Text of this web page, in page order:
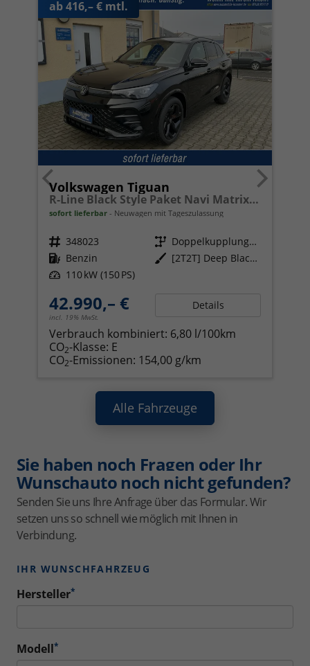
ab 416,– € mtl.
Volkswagen Tiguan
R-Line Black Style Paket Navi Matrix-LED ACC
sofort lieferbar Neuwagen mit Tageszulassung
Fahrzeugnr. 348023 Getriebe
Doppelkupplungsgetriebe (DSG)
Kraftstoff Benzin Außenfarbe
[2T2T] Deep Black Perleffekt
Leistung 110 kW (150 PS)
42.990,– €
incl. 19% MwSt.
Details
Verbrauch kombiniert: 6,80 l/100km
CO2-Klasse: E
CO2-Emissionen: 154,00 g/km
Alle Fahrzeuge
Sie haben noch Fragen oder Ihr
Wunschauto noch nicht gefunden?
Senden Sie uns Ihre Anfrage über das Formular. Wir
setzen uns so schnell wie möglich mit Ihnen in
Verbindung.
IHR WUNSCHFAHRZEUG
Hersteller*
Modell*